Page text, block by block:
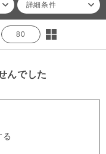
詳細条件
80
んでした
る